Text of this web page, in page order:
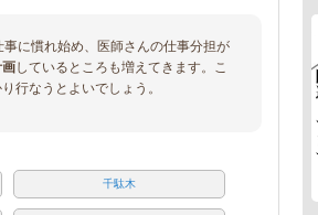
に慣れ始め、医師さんの仕事分担が
しているところも増えてきます。こ
行なうとよいでしょう。
千駄木